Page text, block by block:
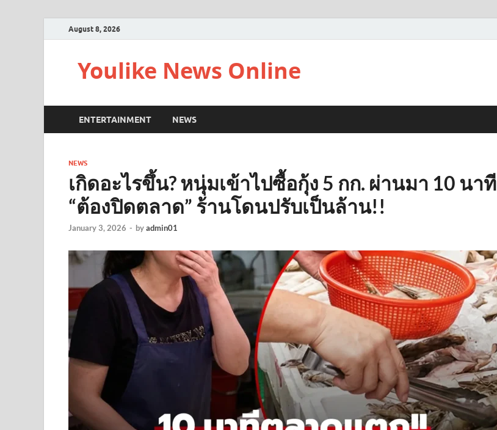
August 8, 2026
Youlike News Online
ENTERTAINMENT NEWS
NEWS
เกิดอะไรขึ้น? หนุ่มเข้าไปซื้อกุ้ง 5 กก. ผ่านมา 10 นาที
“ต้องปิดตลาด” ร้านโดนปรับเป็นล้าน!!
January 3, 2026 - byadmin01